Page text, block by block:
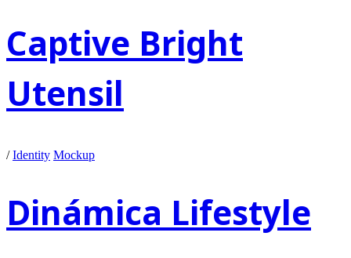
Captive Bright
Utensil
/Identity Mockup
Dinámica Lifestyle